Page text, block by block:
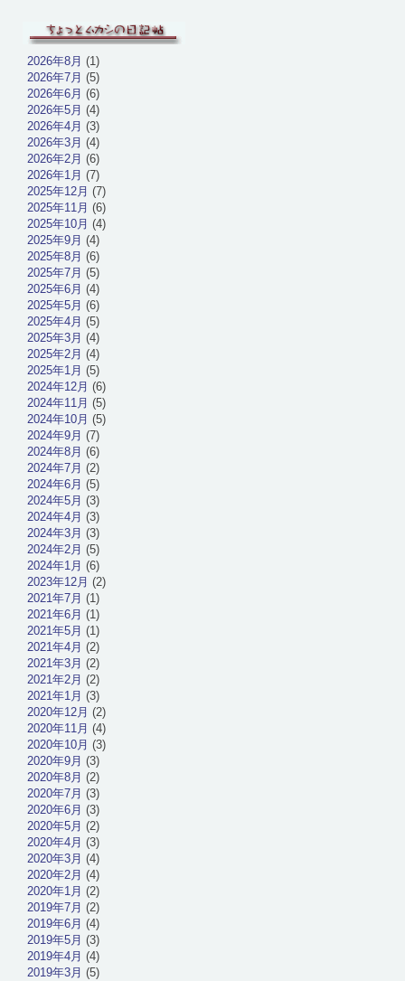
2026年8月 (1)
2026年7月 (5)
2026年6月 (6)
2026年5月 (4)
2026年4月 (3)
2026年3月 (4)
2026年2月 (6)
2026年1月 (7)
2025年12月 (7)
2025年11月 (6)
2025年10月 (4)
2025年9月 (4)
2025年8月 (6)
2025年7月 (5)
2025年6月 (4)
2025年5月 (6)
2025年4月 (5)
2025年3月 (4)
2025年2月 (4)
2025年1月 (5)
2024年12月 (6)
2024年11月 (5)
2024年10月 (5)
2024年9月 (7)
2024年8月 (6)
2024年7月 (2)
2024年6月 (5)
2024年5月 (3)
2024年4月 (3)
2024年3月 (3)
2024年2月 (5)
2024年1月 (6)
2023年12月 (2)
2021年7月 (1)
2021年6月 (1)
2021年5月 (1)
2021年4月 (2)
2021年3月 (2)
2021年2月 (2)
2021年1月 (3)
2020年12月 (2)
2020年11月 (4)
2020年10月 (3)
2020年9月 (3)
2020年8月 (2)
2020年7月 (3)
2020年6月 (3)
2020年5月 (2)
2020年4月 (3)
2020年3月 (4)
2020年2月 (4)
2020年1月 (2)
2019年7月 (2)
2019年6月 (4)
2019年5月 (3)
2019年4月 (4)
2019年3月 (5)